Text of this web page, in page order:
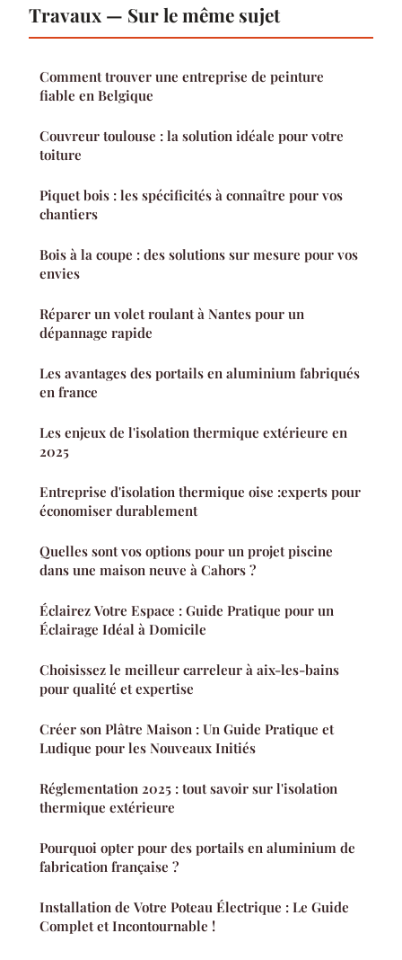
Travaux — Sur le même sujet
Comment trouver une entreprise de peinture
fiable en Belgique
Couvreur toulouse : la solution idéale pour votre
toiture
Piquet bois : les spécificités à connaître pour vos
chantiers
Bois à la coupe : des solutions sur mesure pour vos
envies
Réparer un volet roulant à Nantes pour un
dépannage rapide
Les avantages des portails en aluminium fabriqués
en france
Les enjeux de l'isolation thermique extérieure en
2025
Entreprise d'isolation thermique oise :experts pour
économiser durablement
Quelles sont vos options pour un projet piscine
dans une maison neuve à Cahors ?
Éclairez Votre Espace : Guide Pratique pour un
Éclairage Idéal à Domicile
Choisissez le meilleur carreleur à aix-les-bains
pour qualité et expertise
Créer son Plâtre Maison : Un Guide Pratique et
Ludique pour les Nouveaux Initiés
Réglementation 2025 : tout savoir sur l'isolation
thermique extérieure
Pourquoi opter pour des portails en aluminium de
fabrication française ?
Installation de Votre Poteau Électrique : Le Guide
Complet et Incontournable !